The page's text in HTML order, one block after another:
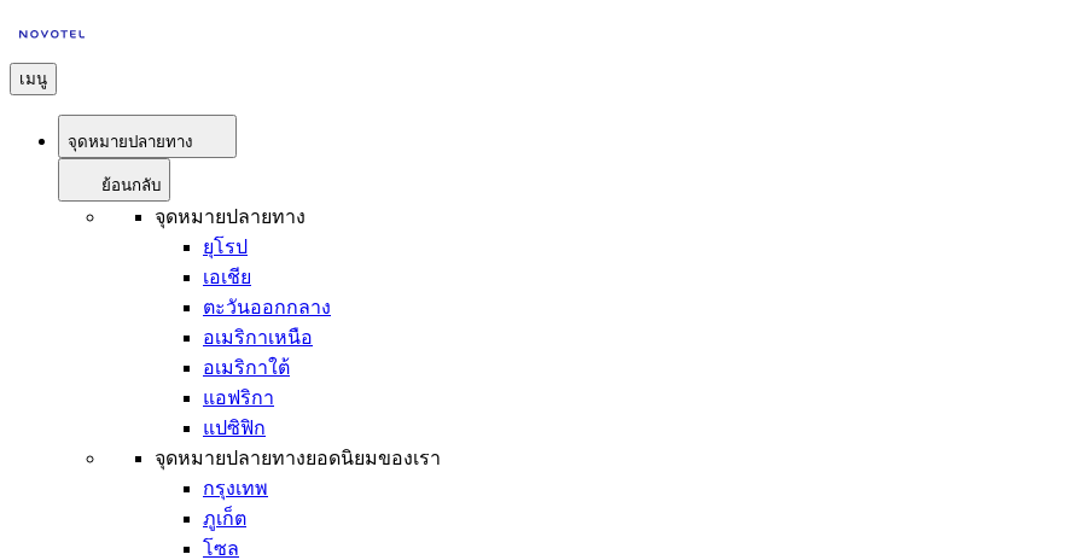
เมนู
จุดหมายปลายทาง
ย้อนกลับ
จุดหมายปลายทาง
ยุโรป
เอเชีย
ตะวันออกกลาง
อเมริกาเหนือ
อเมริกาใต้
แอฟริกา
แปซิฟิก
จุดหมายปลายทางยอดนิยมของเรา
กรุงเทพ
ภูเก็ต
โซล